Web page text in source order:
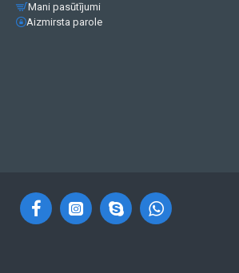
Mani pasūtījumi
Aizmirsta parole